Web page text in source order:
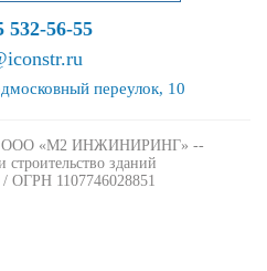
532-56-55
переулок, 10
ООО «М2 ИНЖИНИРИНГ» --
строительство зданий
ОГРН 1107746028851